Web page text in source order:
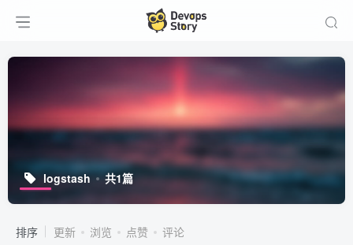
logstash 共1篇
排序 更新 浏览 点赞 评论